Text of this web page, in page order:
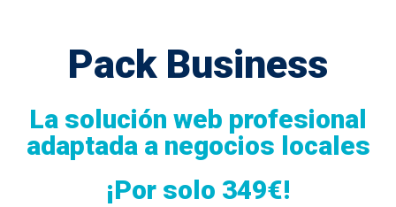
Pack Business
La solución web profesional
adaptada a negocios locales
¡Por solo 349€!